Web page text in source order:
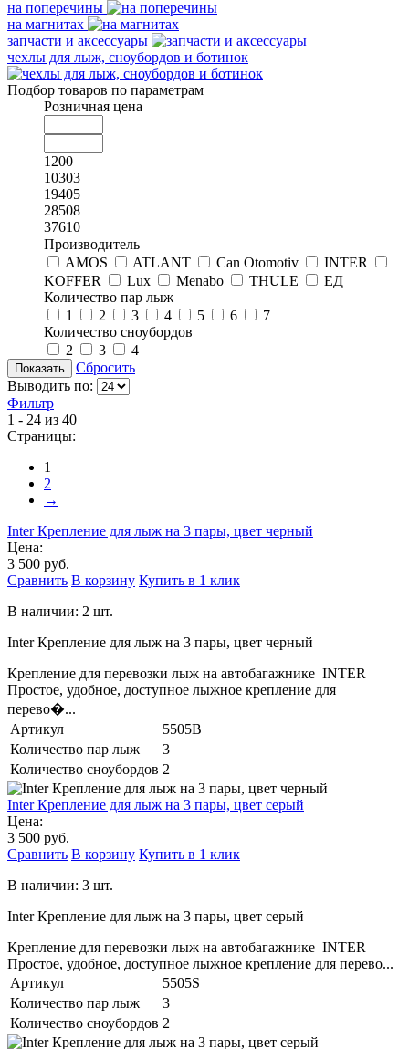
на поперечины
на магнитах
запчасти и аксессуары
чехлы для лыж, сноубордов и ботинок
Подбор товаров по параметрам
Розничная цена
1200
10303
19405
28508
37610
Производитель
AMOS
ATLANT Can Otomotiv
INTER
KOFFER
Lux Menabo THULE
ЕД
Количество пар лыж
1
2 3 4 5 6
7
Количество сноубордов
2
3
4
Сбросить
Выводить по:
Фильтр
1 - 24 из 40
Страницы:
1
2
→
Inter Крепление для лыж на 3 пары, цвет черный
Цена:
3 500 руб.
Сравнить В корзину Купить в 1 клик
В наличии: 2 шт.
Inter Крепление для лыж на 3 пары, цвет черный
Крепление для перевозки лыж на автобагажнике INTER
Простое, удобное, доступное лыжное крепление для
перево�...
Артикул
5505B
Количество пар лыж
3
Количество сноубордов 2
Inter Крепление для лыж на 3 пары, цвет серый
Цена:
3 500 руб.
Сравнить В корзину Купить в 1 клик
В наличии: 3 шт.
Inter Крепление для лыж на 3 пары, цвет серый
Крепление для перевозки лыж на автобагажнике INTER
Простое, удобное, доступное лыжное крепление для перево...
Артикул
5505S
Количество пар лыж
3
Количество сноубордов 2